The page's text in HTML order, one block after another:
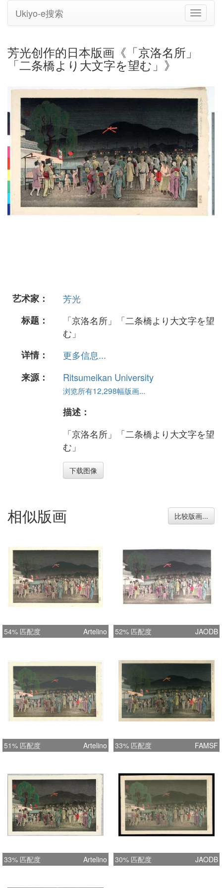
切
换
Ukiyo-e搜索
芳光创作的日本版画《「京洛名所」
「二条橋より大文字を望む」》
艺术家：
芳光
标题：
「京洛名所」「二条橋より大文字を望
む」
详情：
更多信息...
来源：
Ritsumeikan University
浏览所有12,298幅版画...
描述：
「京洛名所」「二条橋より大文字を望
む」
下载图像
相似版画 比较版画...
54% 匹配度 Artelino 52% 匹配度 JAODB
51% 匹配度 Artelino 33% 匹配度 FAMSF
33% 匹配度 Artelino 30% 匹配度 JAODB